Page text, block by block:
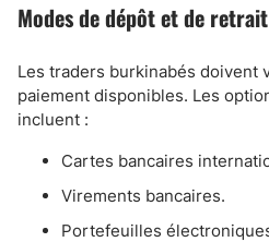
Modes de dépôt et de retrait
Les traders burkinabés doivent
paiement disponibles. Les
incluent :
Cartes bancaires
Virements bancaires.
Portefeuilles